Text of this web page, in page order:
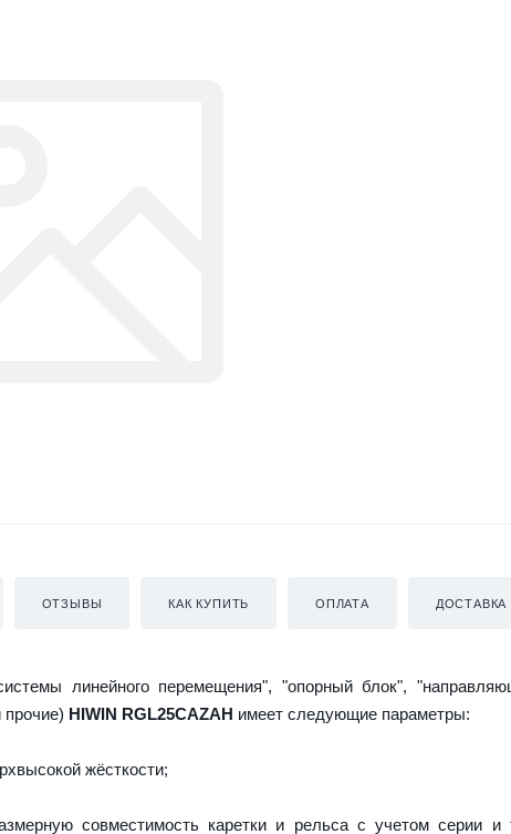
ОТЗЫВЫ КАК КУПИТЬ ОПЛАТА ДОСТАВКА
линейного перемещения", "опорный блок",
HIWIN RGL25CAZAH имеет следующие параметры:
жёсткости;
совместимость каретки и рельса с учетом серии и